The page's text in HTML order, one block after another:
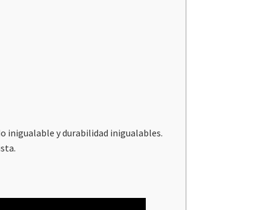
inigualable y durabilidad inigualables.